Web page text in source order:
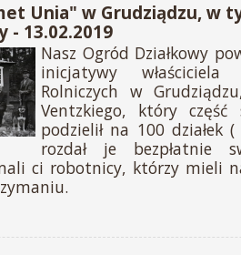
Unia" w Grudziądzu, w
- 13.02.2019
Nasz Ogród Działkowy
inicjatywy
Rolniczych w
Ventzkiego, który
podzielił na 100 działek
rozdał je bezpłatnie
ci robotnicy, którzy mieli